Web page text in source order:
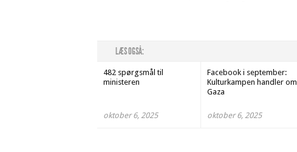
LÆS OGSÅ:
482 spørgsmål til
ministeren
oktober 6, 2025
Facebook i september:
Kulturkampen handler om
Gaza
oktober 6, 2025